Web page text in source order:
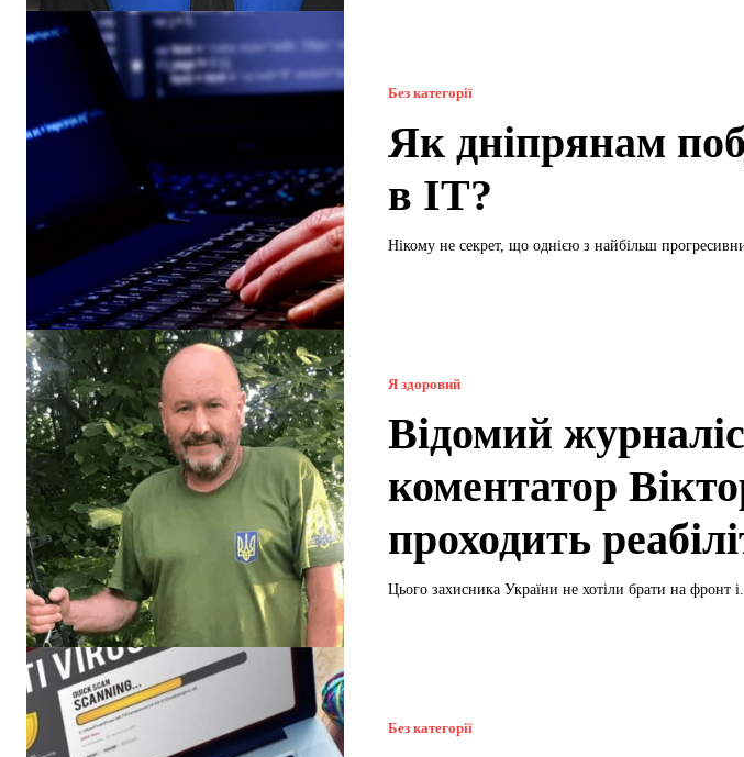
Без категорії
Як дніпрянам
в ІТ?
Нікому не секрет, що однією з найбільш
Я здоровий
Відомий
коментатор
проходить
Цього захисника України не хотіли брати на фронт і...
Без категорії